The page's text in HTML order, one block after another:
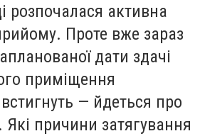
розпочалася активна
Проте вже зараз
дати здачі
приміщення
— йдеться про
причини затягування